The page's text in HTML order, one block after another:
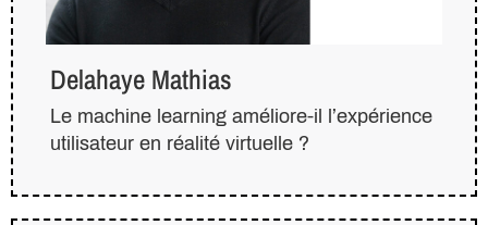
Delahaye Mathias
Le machine learning améliore-il l’expérience
utilisateur en réalité virtuelle ?